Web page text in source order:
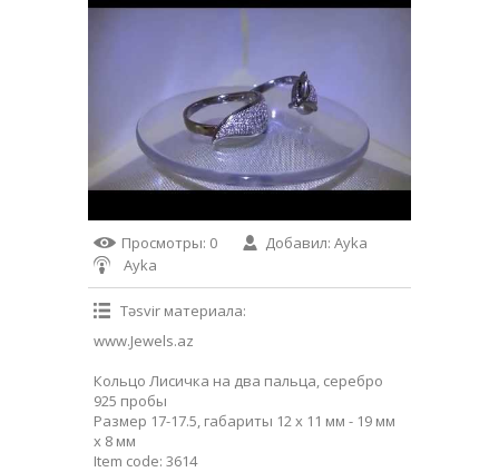
Просмотры: 0 Добавил: Ayka
Ayka
Təsvir материала:
www.Jewels.az
Кольцо Лисичка на два пальца, серебро
925 пробы
Размер 17-17.5, габариты 12 х 11 мм - 19 мм
х 8 мм
Item code: 3614